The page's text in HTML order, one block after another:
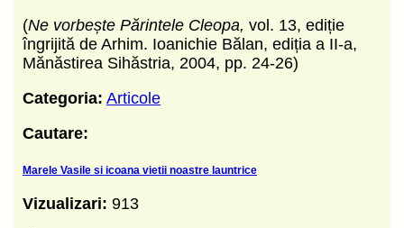
(Ne vorbește Părintele Cleopa, vol. 13, ediție
îngrijită de Arhim. Ioanichie Bălan, ediția a II-a,
Mănăstirea Sihăstria, 2004, pp. 24-26)
Categoria: Articole
Cautare:
Marele Vasile si icoana vietii noastre launtrice
Vizualizari: 913